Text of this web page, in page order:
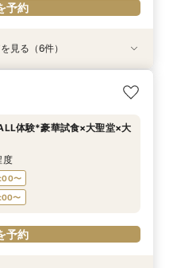
予約
】在宅&スマホでOK！オン
予約
歓迎】最短90分×見積もり相
予約
◎／フレンチ試食＆直前予約
〜
予約
ゲスト◎好立地の貸切リ
〜
予約
宅で残す大切な一日！期間限
〜
予約
待★ドレス試着】光の大聖堂
〜
予約
見る（6件）
体験*豪華試食×大聖堂×大
度
〜
〜
予約